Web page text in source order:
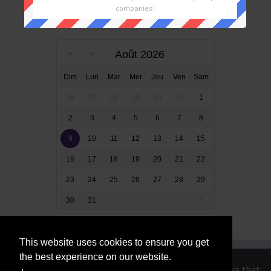
This website uses cookies to ensure you get
the best experience on our website.
Mots Croisés Par Date
Août 2026
Dim Lun Mar Mer Jeu Ven Sam
1
2 3 4 5 6 7 8
9 10 11 12 13 14 15
16 17 18 19 20 21 22
23 24 25 26 27 28 29
30 31
companies!